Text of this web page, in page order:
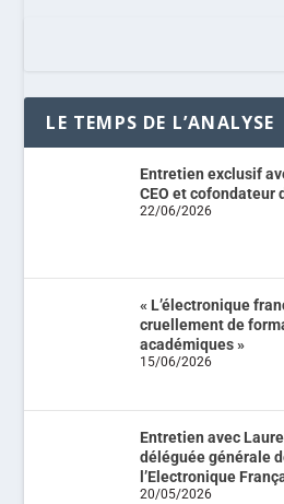
LE TEMPS DE L’ANALYSE
Entretien exclusif
CEO et cofondateur
22/06/2026
« L’électronique
cruellement de
académiques »
15/06/2026
Entretien avec
déléguée générale
l’Electronique
20/05/2026